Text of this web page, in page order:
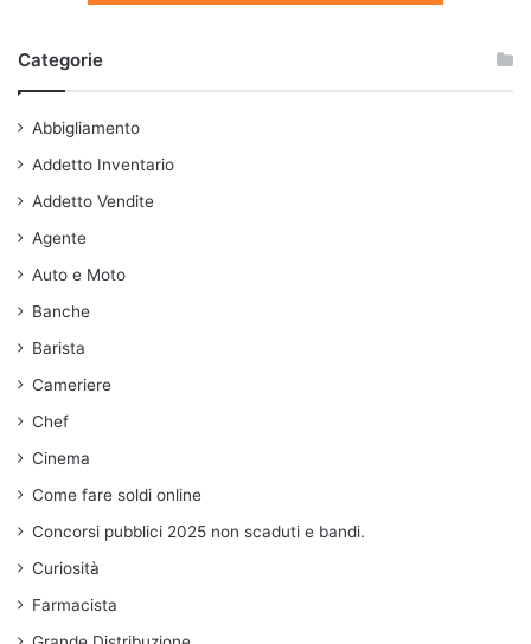
Categorie
Abbigliamento
Addetto Inventario
Addetto Vendite
Agente
Auto e Moto
Banche
Barista
Cameriere
Chef
Cinema
Come fare soldi online
Concorsi pubblici 2025 non scaduti e bandi.
Curiosità
Farmacista